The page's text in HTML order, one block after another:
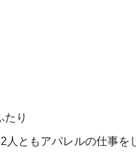
たり
ともアパレルの仕事を